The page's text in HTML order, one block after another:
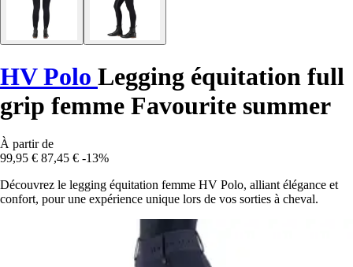
HV Polo Legging équitation full
grip femme Favourite summer
À partir de
99,95 € 87,45 € -13%
Découvrez le legging équitation femme HV Polo, alliant élégance et
confort, pour une expérience unique lors de vos sorties à cheval.